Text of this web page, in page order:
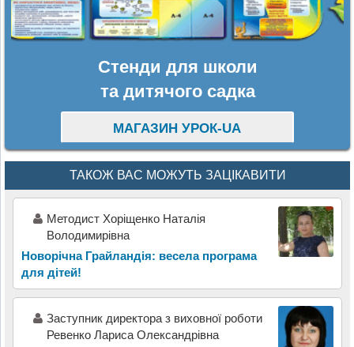
Стенди для школи
та дитячого садка
МАГАЗИН УРОК-UA
ТАКОЖ ВАС МОЖУТЬ ЗАЦІКАВИТИ
Методист Хоріщенко Наталія
Володимирівна
Новорічна Грайландія: весела програма
для дітей!
Заступник директора з виховної роботи
Ревенко Лариса Олександрівна